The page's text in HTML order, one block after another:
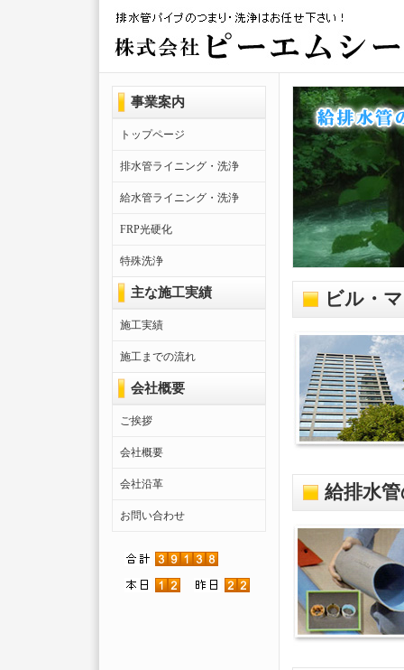
事業案内
トップページ
排水管ライニング・洗浄
給水管ライニング・洗浄
FRP光硬化
特殊洗浄
主な施工実績
施工実績
施工までの流れ
会社概要
ご挨拶
会社概要
会社沿革
お問い合わせ
ビル・
給排水